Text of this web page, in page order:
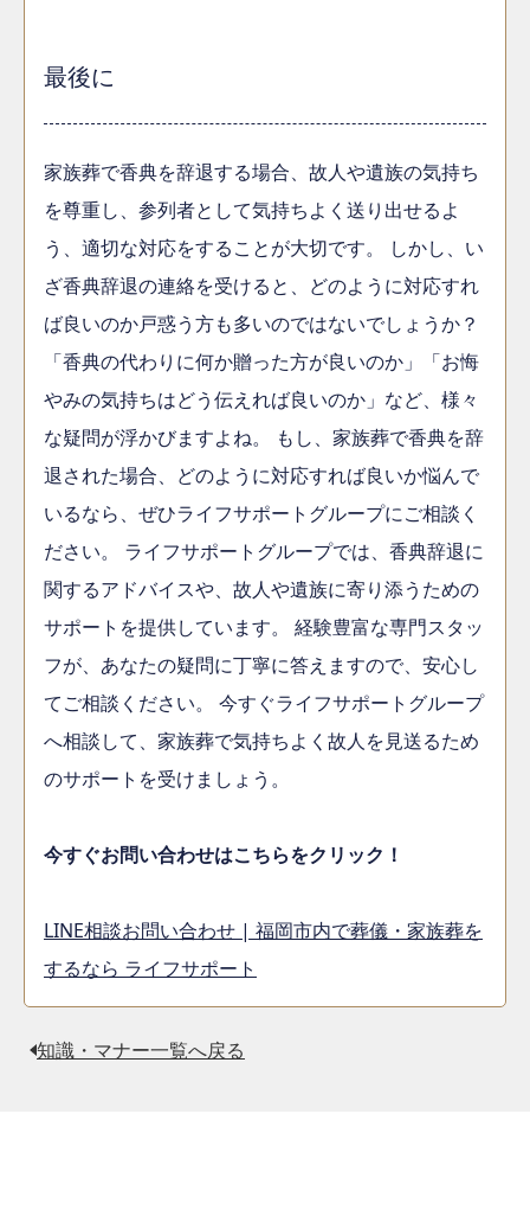
最後に
家族葬で香典を辞退する場合、故人や遺族の気持ち
を尊重し、参列者として気持ちよく送り出せるよ
う、適切な対応をすることが大切です。 しかし、い
ざ香典辞退の連絡を受けると、どのように対応すれ
ば良いのか戸惑う方も多いのではないでしょうか？
「香典の代わりに何か贈った方が良いのか」「お悔
やみの気持ちはどう伝えれば良いのか」など、様々
な疑問が浮かびますよね。 もし、家族葬で香典を辞
退された場合、どのように対応すれば良いか悩んで
いるなら、ぜひライフサポートグループにご相談く
ださい。 ライフサポートグループでは、香典辞退に
関するアドバイスや、故人や遺族に寄り添うための
サポートを提供しています。 経験豊富な専門スタッ
フが、あなたの疑問に丁寧に答えますので、安心し
てご相談ください。 今すぐライフサポートグループ
へ相談して、家族葬で気持ちよく故人を見送るため
のサポートを受けましょう。
今すぐお問い合わせはこちらをクリック！
LINE相談お問い合わせ | 福岡市内で葬儀・家族葬を
するなら ライフサポート
知識・マナー一覧へ戻る